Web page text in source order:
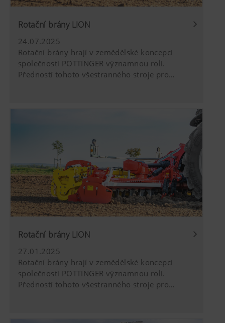
Rotační brány LION
24.07.2025
Rotační brány hrají v zemědělské koncepci
společnosti PÖTTINGER významnou roli.
Předností tohoto všestranného stroje pro
racionální objednávku. Společnost PÖTTINGER
nabízí vhodné řešení pro každý typ půdy a
každou velikost zemědělského provozu.
Rotační brány LION
27.01.2025
Rotační brány hrají v zemědělské koncepci
společnosti PÖTTINGER významnou roli.
Předností tohoto všestranného stroje pro